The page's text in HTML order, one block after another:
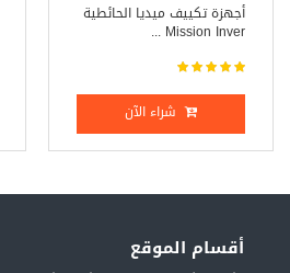
أجهزة تكييف ميديا الحائطية
Mission Inver ...
شراء الآن
أقسام الموقع